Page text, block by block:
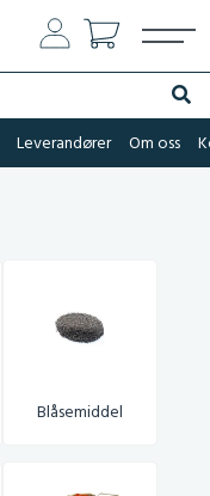
Søk
Leverandører Om oss
Blåsemiddel